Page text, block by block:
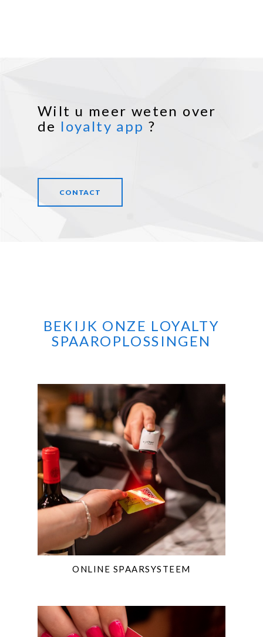
Wilt u meer weten over
de loyalty app ?
CONTACT
BEKIJK ONZE LOYALTY
SPAAROPLOSSINGEN
ONLINE SPAARSYSTEEM